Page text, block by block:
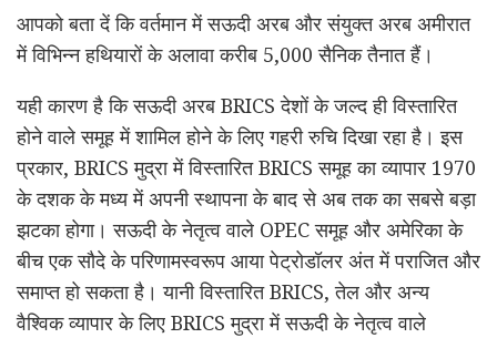
आपको बता दें कि वर्तमान में सऊदी अरब और संयुक्त अरब अमीरात
में विभिन्न हथियारों के अलावा करीब 5,000 सैनिक तैनात हैं।
यही कारण है कि सऊदी अरब BRICS देशों के जल्द ही विस्तारित
होने वाले समूह में शामिल होने के लिए गहरी रुचि दिखा रहा है। इस
प्रकार, BRICS मुद्रा में विस्तारित BRICS समूह का व्यापार 1970
के दशक के मध्य में अपनी स्थापना के बाद से अब तक का सबसे बड़ा
झटका होगा। सऊदी के नेतृत्व वाले OPEC समूह और अमेरिका के
बीच एक सौदे के परिणामस्वरूप आया पेट्रोडॉलर अंत में पराजित और
समाप्त हो सकता है। यानी विस्तारित BRICS, तेल और अन्य
वैश्विक व्यापार के लिए BRICS मुद्रा में सऊदी के नेतृत्व वाले